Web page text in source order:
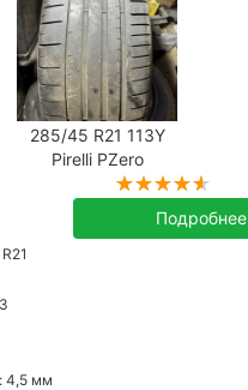
285/45 R21 113Y
Pirelli PZero
Подробнее
4,5 мм